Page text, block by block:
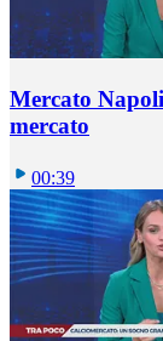
Mercato
mercato
00:39